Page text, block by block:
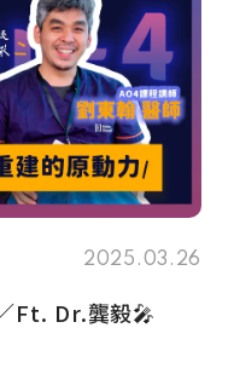
2025.03.26
Ft. Dr.龔毅🎤